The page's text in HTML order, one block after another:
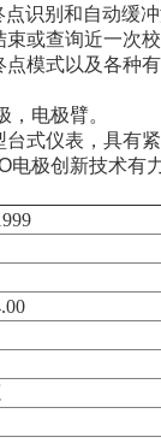
识别和自动缓冲
或查询近一次校
模式以及各种
电极臂。
式仪表，具有
极创新技术有力